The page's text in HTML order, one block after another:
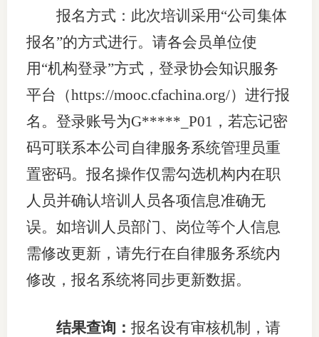
报名方式：此次培训采用“公司集体
报名”的方式进行。请各会员单位使
用“机构登录”方式，登录协会知识服务
平台（https://mooc.cfachina.org/）进行报
名。登录账号为G*****_P01，若忘记密
码可联系本公司自律服务系统管理员重
置密码。报名操作仅需勾选机构内在职
人员并确认培训人员各项信息准确无
误。如培训人员部门、岗位等个人信息
需修改更新，请先行在自律服务系统内
修改，报名系统将同步更新数据。
结果查询： 报名设有审核机制，请